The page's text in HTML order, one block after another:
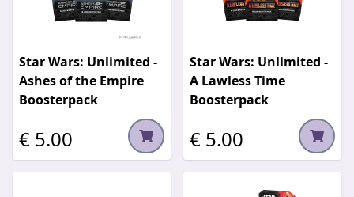
Star Wars: Unlimited -
Ashes of the Empire
Boosterpack
€ 5.00
Star Wars: Unlimited -
A Lawless Time
Boosterpack
€ 5.00